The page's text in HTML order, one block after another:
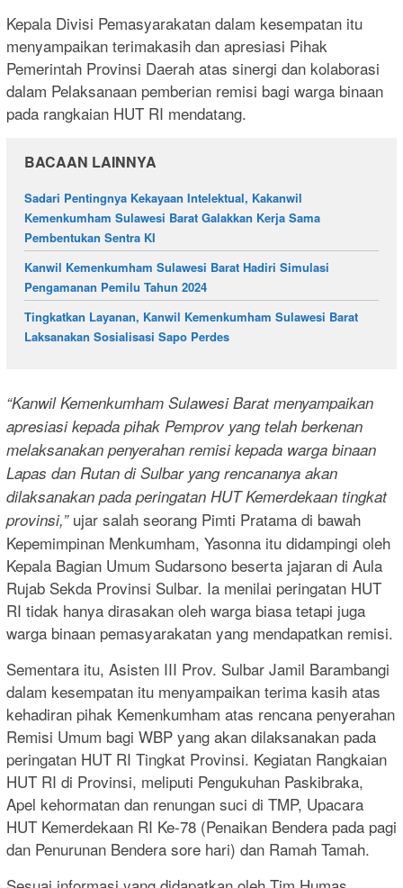
Kepala Divisi Pemasyarakatan dalam kesempatan itu
menyampaikan terimakasih dan apresiasi Pihak
Pemerintah Provinsi Daerah atas sinergi dan kolaborasi
dalam Pelaksanaan pemberian remisi bagi warga binaan
pada rangkaian HUT RI mendatang.
BACAAN LAINNYA
Sadari Pentingnya Kekayaan Intelektual, Kakanwil
Kemenkumham Sulawesi Barat Galakkan Kerja Sama
Pembentukan Sentra KI
Kanwil Kemenkumham Sulawesi Barat Hadiri Simulasi
Pengamanan Pemilu Tahun 2024
Tingkatkan Layanan, Kanwil Kemenkumham Sulawesi Barat
Laksanakan Sosialisasi Sapo Perdes
“Kanwil Kemenkumham Sulawesi Barat menyampaikan
apresiasi kepada pihak Pemprov yang telah berkenan
melaksanakan penyerahan remisi kepada warga binaan
Lapas dan Rutan di Sulbar yang rencananya akan
dilaksanakan pada peringatan HUT Kemerdekaan tingkat
provinsi,”ujar salah seorang Pimti Pratama di bawah
Kepemimpinan Menkumham, Yasonna itu didampingi oleh
Kepala Bagian Umum Sudarsono beserta jajaran di Aula
Rujab Sekda Provinsi Sulbar. Ia menilai peringatan HUT
RI tidak hanya dirasakan oleh warga biasa tetapi juga
warga binaan pemasyarakatan yang mendapatkan remisi.
Sementara itu, Asisten III Prov. Sulbar Jamil Barambangi
dalam kesempatan itu menyampaikan terima kasih atas
kehadiran pihak Kemenkumham atas rencana penyerahan
Remisi Umum bagi WBP yang akan dilaksanakan pada
peringatan HUT RI Tingkat Provinsi. Kegiatan Rangkaian
HUT RI di Provinsi, meliputi Pengukuhan Paskibraka,
Apel kehormatan dan renungan suci di TMP, Upacara
HUT Kemerdekaan RI Ke-78 (Penaikan Bendera pada pagi
dan Penurunan Bendera sore hari) dan Ramah Tamah.